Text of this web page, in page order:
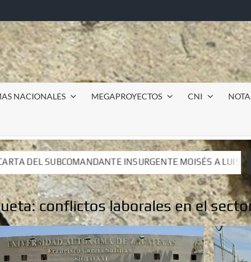
NACIONALES MEGAPROYECTOS CNI
MOISÉS A LUIS DE TAVIRA
Incursión
MOISÉS A LUIS DE TAVIRA
Incursión
conflictos laborales en el